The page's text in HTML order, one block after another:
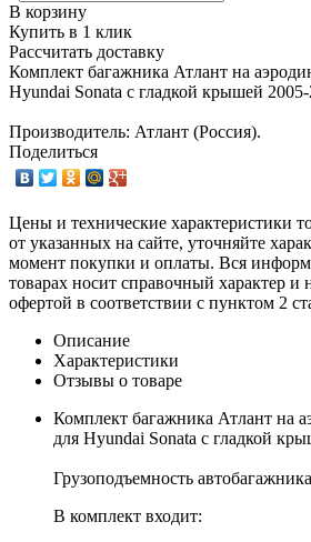
В корзину
Купить в 1 клик
Рассчитать доставку
Комплект багажника Атлант на
Hyundai Sonata с гладкой крышей
Производитель: Атлант (Россия).
Поделиться
Цены и технические характеристики
от указанных на сайте, уточняйте
момент покупки и оплаты. Вся
товарах носит справочный характер и
офертой в соответствии с пунктом 2
Описание
Характеристики
Отзывы о товаре
Комплект багажника Атлант на
для Hyundai Sonata с гладкой
Грузоподъемность
В комплект входит: